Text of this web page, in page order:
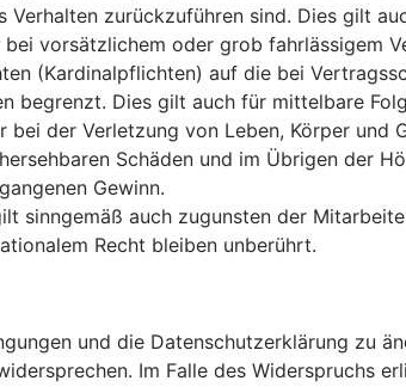
zurückzuführen sind. Dies gilt
vorsätzlichem oder grob fahrlässigem
(Kardinalpflichten) auf die bei
begrenzt. Dies gilt auch für mittelbare
der Verletzung von Leben, Körper
Schäden und im Übrigen der
Gewinn.
sinngemäß auch zugunsten der
Recht bleiben unberührt.
und die Datenschutzerklärung zu
Im Falle des Widerspruchs